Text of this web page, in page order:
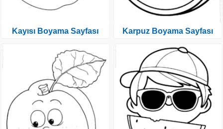
Kayısı Boyama Sayfası Karpuz Boyama Sayfası